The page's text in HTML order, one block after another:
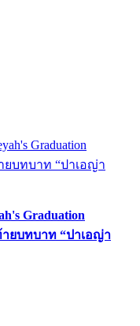
Graduation
ายบทบาท “ปาเอญ่า